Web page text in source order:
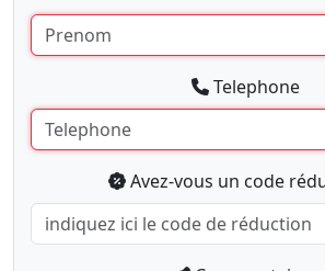
Telephone
Avez-vous un code